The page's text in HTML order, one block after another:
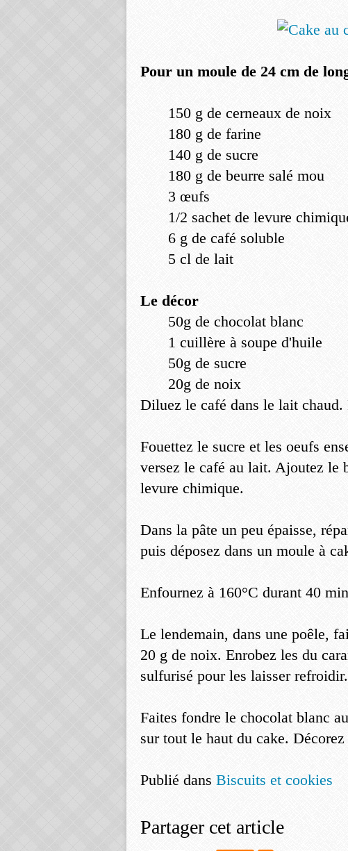
Pour un moule de 24 cm de
150 g de cerneaux de noix
180 g de farine
140 g de sucre
180 g de beurre salé mou
3 œufs
1/2 sachet de levure
6 g de café soluble
5 cl de lait
Le décor
50g de chocolat blanc
1 cuillère à soupe d'huile
50g de sucre
20g de noix
Diluez le café dans le lait
Fouettez le sucre et les oeufs
versez le café au lait. Ajoutez le
levure chimique.
Dans la pâte un peu épaisse,
puis déposez dans un moule à
Enfournez à 160°C durant 40
Le lendemain, dans une poêle,
20 g de noix. Enrobez les du
sulfurisé pour les laisser refroidir.
Faites fondre le chocolat blanc
sur tout le haut du cake.
Publié dans Biscuits et cookies
Partager cet article